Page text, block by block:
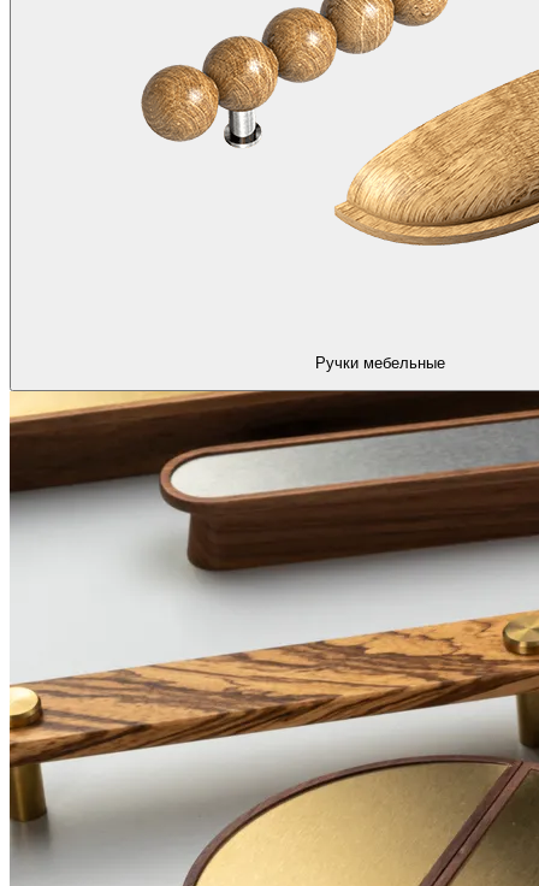
Ручки мебельные